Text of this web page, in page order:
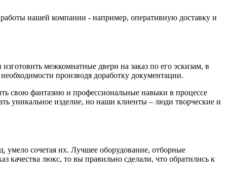
нашей компании - например, оперативную доставку и
межкомнатные двери на заказ по его эскизам, в
производя доработку документации.
свою фантазию и профессиональные навыки в процессе
уникальное изделие, но наши клиенты – люди творческие и
умело сочетая их. Лучшее оборудование, отборные
люкс, то вы правильно сделали, что обратились к